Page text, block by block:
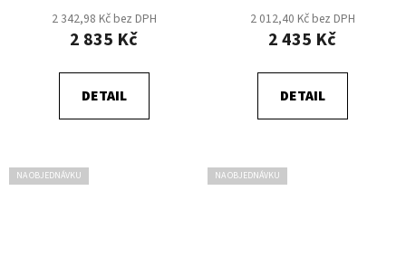
2 342,98 Kč bez DPH
2 835 Kč
DETAIL
2 012,40 Kč bez DPH
2 435 Kč
DETAIL
NA OBJEDNÁVKU NA OBJEDNÁVKU